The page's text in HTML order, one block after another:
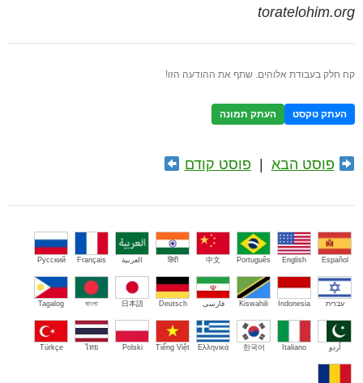
toratelohim.org
קח חלק בעבודת אלוהים. שתף את ההודעה הזו!
העתק טקסט העתק תמונה
פוסט הבא פוסט קודם
Español
English
Português
中文
हिंदी العربية Français
Русский
עברית Indonesia
Kiswahili فارسی Deutsch
日本語
বাংলা
Tagalog
اُردو Italiano
한국어
Ελληνικά
Tiếng Việt
Polski
ไทย
Türkçe